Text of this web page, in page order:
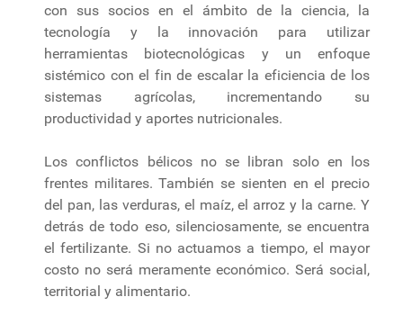
con sus socios en el ámbito de la ciencia, la
tecnología y la innovación para utilizar
herramientas biotecnológicas y un enfoque
sistémico con el fin de escalar la eficiencia de los
sistemas agrícolas, incrementando su
productividad y aportes nutricionales.
Los conflictos bélicos no se libran solo en los
frentes militares. También se sienten en el precio
del pan, las verduras, el maíz, el arroz y la carne. Y
detrás de todo eso, silenciosamente, se encuentra
el fertilizante. Si no actuamos a tiempo, el mayor
costo no será meramente económico. Será social,
territorial y alimentario.